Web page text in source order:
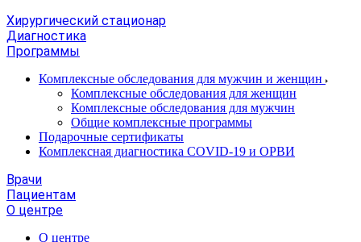
Хирургический стационар
Диагностика
Программы
Комплексные обследования для мужчин и женщин
Комплексные обследования для женщин
Комплексные обследования для мужчин
Общие комплексные программы
Подарочные сертификаты
Комплексная диагностика COVID-19 и ОРВИ
Врачи
Пациентам
О центре
О центре